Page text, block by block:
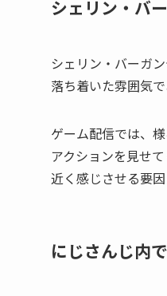
シェリン・バ
シェリン・バーガ
落ち着いた雰囲気
ゲーム配信では、
アクションを見せ
近く感じさせる要因
にじさんじ内